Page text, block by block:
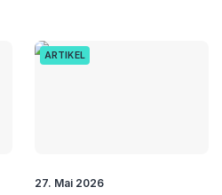
ARTIKEL
27. Mai 2026